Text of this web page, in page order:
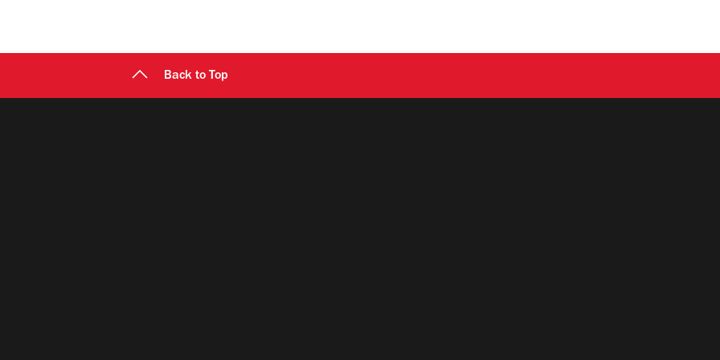
Back to Top